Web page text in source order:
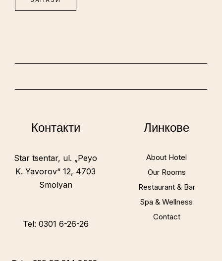
Контакти
Star tsentar, ul. „Peyo
K. Yavorov“ 12, 4703
Smolyan
Tel: 0301 6-26-26
Линкове
About Hotel
Our Rooms
Restaurant & Bar
Spa & Wellness
Contact